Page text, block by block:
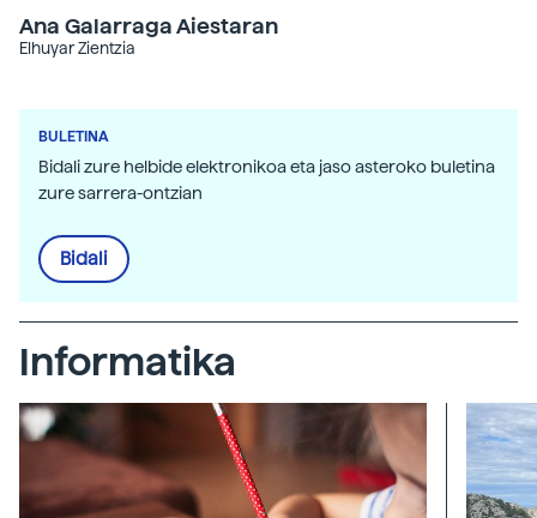
Ana Galarraga Aiestaran
Elhuyar Zientzia
BULETINA
Bidali zure helbide elektronikoa eta jaso asteroko buletina
zure sarrera-ontzian
Bidali
Informatika